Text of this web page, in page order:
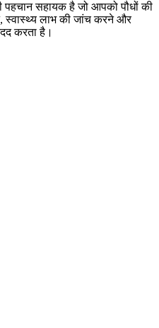
पहचान सहायक है जो आपको पौधों की
स्वास्थ्य लाभ की जांच करने और
करता है।